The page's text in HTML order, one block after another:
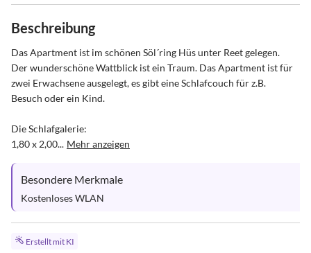
Beschreibung
Das Apartment ist im schönen Söl´ring Hüs unter Reet gelegen.
Der wunderschöne Wattblick ist ein Traum. Das Apartment ist für
zwei Erwachsene ausgelegt, es gibt eine Schlafcouch für z.B.
Besuch oder ein Kind.
Die Schlafgalerie:
1,80 x 2,00... Mehr anzeigen
Besondere Merkmale
Kostenloses WLAN
Erstellt mit KI